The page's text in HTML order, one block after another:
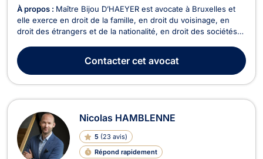
À propos : Maître Bijou D’HAEYER est avocate à Bruxelles et
elle exerce en droit de la famille, en droit du voisinage, en
droit des étrangers et de la nationalité, en droit des sociétés
En droit de la famille, Maître Bijou D’HAEYER traite les litiges
relatifs au divorce, à ...Contactercet avocat
Nicolas HAMBLENNE
5 (23 avis)
Répond rapidement